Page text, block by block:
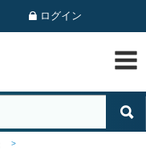
ログイン